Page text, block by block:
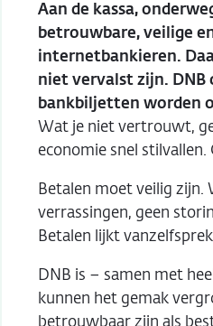
Aan de kassa,
betrouwbare, veilige
internetbankieren.
niet vervalst zijn. DNB
bankbiljetten worden
Wat je niet vertrouwt,
economie snel
Betalen moet veilig zijn.
verrassingen, geen
Betalen lijkt
DNB is – samen met
kunnen het gemak